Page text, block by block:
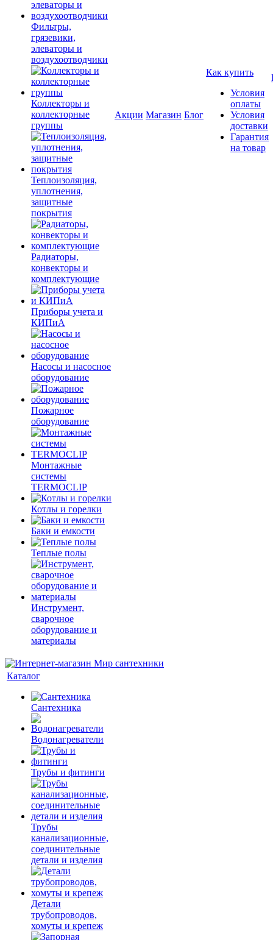
Фильтры,
грязевики,
элеваторы и
воздухоотводчики
Коллекторы и
коллекторные
группы
Теплоизоляция,
уплотнения,
защитные
покрытия
Радиаторы,
конвекторы и
комплектующие
Приборы учета и
КИПиА
Насосы и насосное
оборудование
Пожарное
оборудование
Монтажные
системы
TERMOCLIP
Котлы и горелки
Баки и емкости
Теплые полы
Инструмент,
сварочное
оборудование и
материалы
Акции Магазин Блог
Как купить
Условия
оплаты
Условия
доставки
Гарантия
на товар
Каталог
Сантехника
Водонагреватели
Трубы и фитинги
Трубы
канализационные,
соединительные
детали и изделия
Детали
трубопроводов,
хомуты и крепеж